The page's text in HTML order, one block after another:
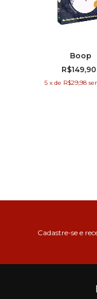
Boop
R$149,90
5 x de R$29,98
Cadastre-se e